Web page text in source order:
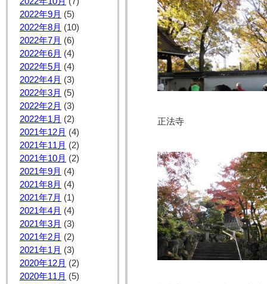
2022年9月 (5)
2022年8月 (10)
2022年7月 (6)
2022年6月 (4)
2022年5月 (4)
2022年4月 (3)
2022年3月 (5)
2022年2月 (3)
2022年1月 (2)
2021年12月 (4)
2021年11月 (2)
2021年10月 (2)
2021年9月 (4)
2021年8月 (4)
2021年7月 (1)
2021年4月 (4)
2021年3月 (3)
2021年2月 (2)
2021年1月 (3)
2020年12月 (2)
2020年11月 (5)
正法寺